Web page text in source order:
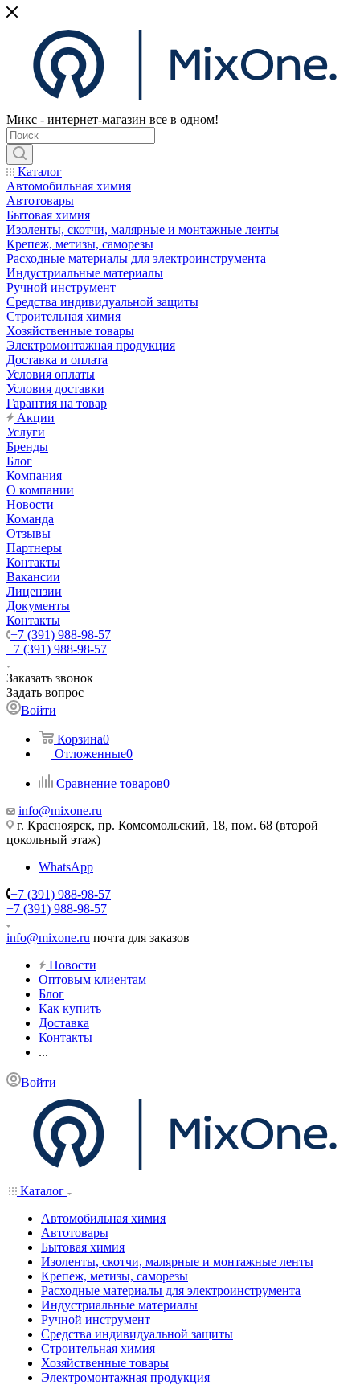
Микс - интернет-магазин все в одном!
Каталог
Автомобильная химия
Автотовары
Бытовая химия
Изоленты, скотчи, малярные и монтажные ленты
Крепеж, метизы, саморезы
Расходные материалы для электроинструмента
Индустриальные материалы
Ручной инструмент
Средства индивидуальной защиты
Строительная химия
Хозяйственные товары
Электромонтажная продукция
Доставка и оплата
Условия оплаты
Условия доставки
Гарантия на товар
Акции
Услуги
Бренды
Блог
Компания
О компании
Новости
Команда
Отзывы
Партнеры
Контакты
Вакансии
Лицензии
Документы
Контакты
+7 (391) 988-98-57
+7 (391) 988-98-57
Заказать звонок
Задать вопрос
Войти
Корзина0
Отложенные0
Сравнение товаров0
info@mixone.ru
г. Красноярск, пр. Комсомольский, 18, пом. 68 (второй
цокольный этаж)
WhatsApp
+7 (391) 988-98-57
+7 (391) 988-98-57
info@mixone.ru почта для заказов
Новости
Оптовым клиентам
Блог
Как купить
Доставка
Контакты
...
Войти
Каталог
Автомобильная химия
Автотовары
Бытовая химия
Изоленты, скотчи, малярные и монтажные ленты
Крепеж, метизы, саморезы
Расходные материалы для электроинструмента
Индустриальные материалы
Ручной инструмент
Средства индивидуальной защиты
Строительная химия
Хозяйственные товары
Электромонтажная продукция